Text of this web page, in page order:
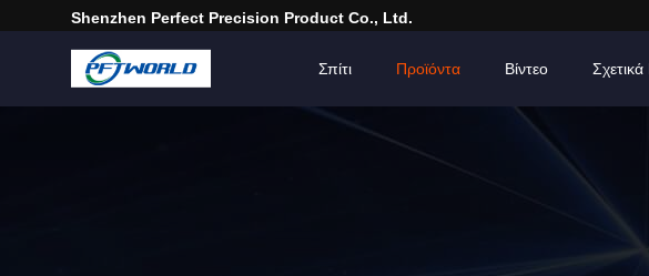
Shenzhen Perfect Precision Product Co., Ltd.
Σπίτι Προϊόντα Βίντεο